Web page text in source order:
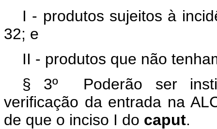
I - produtos sujeitos à
32; e
II - produtos que não
§ 3º Poderão ser
verificação da entrada na
de que o inciso I do caput.